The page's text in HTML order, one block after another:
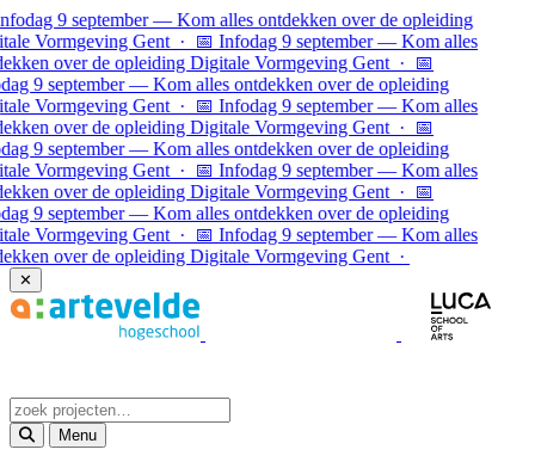
Ga naar inhoud
9 september — Kom alles ontdekken over de opleiding
Vormgeving Gent · 📅 Infodag 9 september — Kom alles
over de opleiding Digitale Vormgeving Gent · 📅
9 september — Kom alles ontdekken over de opleiding
Vormgeving Gent · 📅 Infodag 9 september — Kom alles
over de opleiding Digitale Vormgeving Gent · 📅
9 september — Kom alles ontdekken over de opleiding
Vormgeving Gent · 📅 Infodag 9 september — Kom alles
over de opleiding Digitale Vormgeving Gent · 📅
9 september — Kom alles ontdekken over de opleiding
Vormgeving Gent · 📅 Infodag 9 september — Kom alles
over de opleiding Digitale Vormgeving Gent ·
✕
Menu